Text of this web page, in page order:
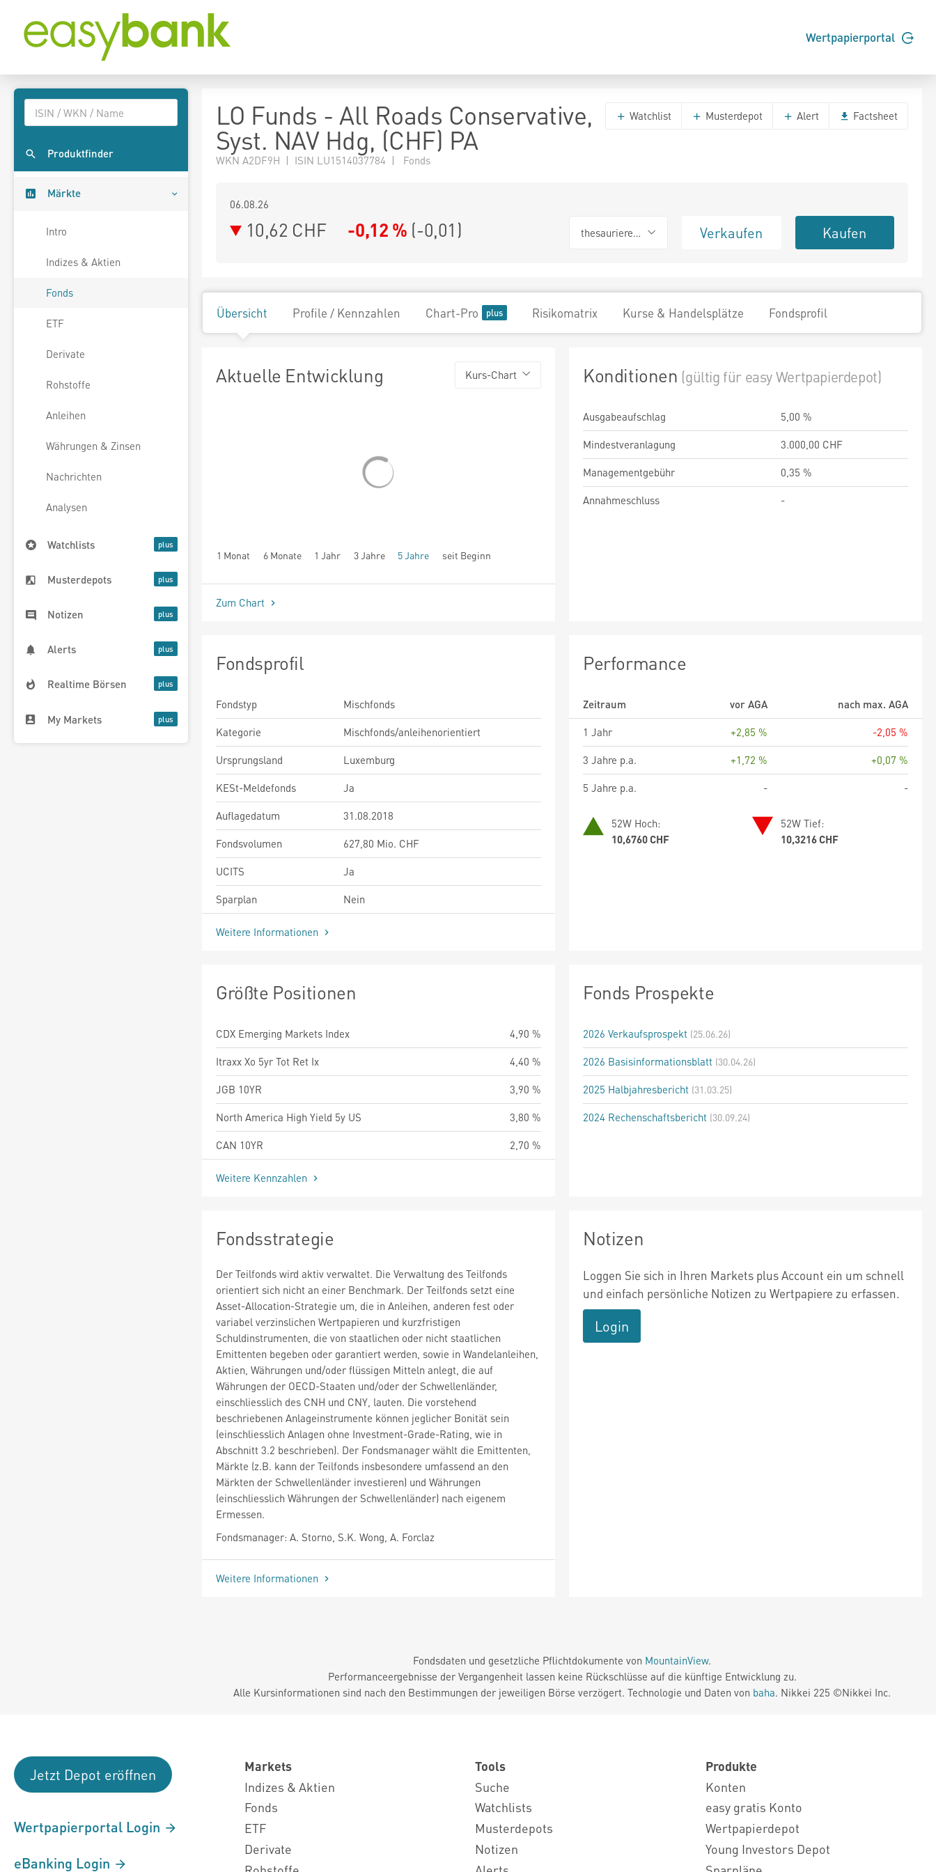
Wertpapierportal
Produktfinder
Märkte
Intro
Indizes & Aktien
Fonds
ETF
Derivate
Rohstoffe
Anleihen
Währungen & Zinsen
Nachrichten
Analysen
Watchlists
Musterdepots
Notizen
Alerts
Realtime Börsen
My Markets
LO Funds - All Roads Conservative,
Syst. NAV Hdg, (CHF) PA
WKN A2DF9H | ISIN LU1514037784 | Fonds
Watchlist Musterdepot Alert Factsheet
06.08.26
10,62 CHF -0,12 % (-0,01) thesaurierend Verkaufen Kaufen
Übersicht Profile / Kennzahlen Chart-Pro Risikomatrix Kurse & Handelsplätze Fondsprofil
Aktuelle Entwicklung Kurs-Chart
1 Monat 6 Monate 1 Jahr 3 Jahre 5 Jahre seit Beginn
Zum Chart
Konditionen (gültig für easy Wertpapierdepot)
Ausgabeaufschlag
5,00 %
Mindestveranlagung
3.000,00 CHF
Managementgebühr
0,35 %
Annahmeschluss
-
Fondsprofil
Fondstyp
Mischfonds
Kategorie
Mischfonds/anleihenorientiert
Ursprungsland
Luxemburg
KESt-Meldefonds
Ja
Auflagedatum
31.08.2018
Fondsvolumen
627,80 Mio. CHF
UCITS
Ja
Sparplan
Nein
Weitere Informationen
Performance
Zeitraum vor AGA
nach max. AGA
1 Jahr
+2,85 %
-2,05 %
3 Jahre p.a.
+1,72 %
+0,07 %
5 Jahre p.a.
- -
52W Hoch:
10,6760 CHF
52W Tief:
10,3216 CHF
Größte Positionen
CDX Emerging Markets Index
4,90 %
Itraxx Xo 5yr Tot Ret Ix
4,40 %
JGB 10YR
3,90 %
North America High Yield 5y US
3,80 %
CAN 10YR
2,70 %
Weitere Kennzahlen
Fonds Prospekte
2026 Verkaufsprospekt (25.06.26)
2026 Basisinformationsblatt (30.04.26)
2025 Halbjahresbericht (31.03.25)
2024 Rechenschaftsbericht (30.09.24)
Fondsstrategie
Der Teilfonds wird aktiv verwaltet. Die Verwaltung des Teilfonds
orientiert sich nicht an einer Benchmark. Der Teilfonds setzt eine
Asset-Allocation-Strategie um, die in Anleihen, anderen fest oder
variabel verzinslichen Wertpapieren und kurzfristigen
Schuldinstrumenten, die von staatlichen oder nicht staatlichen
Emittenten begeben oder garantiert werden, sowie in Wandelanleihen,
Aktien, Währungen und/oder flüssigen Mitteln anlegt, die auf
Währungen der OECD-Staaten und/oder der Schwellenländer,
einschliesslich des CNH und CNY, lauten. Die vorstehend
beschriebenen Anlageinstrumente können jeglicher Bonität sein
(einschliesslich Anlagen ohne Investment-Grade-Rating, wie in
Abschnitt 3.2 beschrieben). Der Fondsmanager wählt die Emittenten,
Märkte (z.B. kann der Teilfonds insbesondere umfassend an den
Märkten der Schwellenländer investieren) und Währungen
(einschliesslich Währungen der Schwellenländer) nach eigenem
Ermessen.
Fondsmanager: A. Storno, S.K. Wong, A. Forclaz
Weitere Informationen
Notizen
Loggen Sie sich in Ihren Markets plus Account ein um schnell
und einfach persönliche Notizen zu Wertpapiere zu erfassen.
Login
Fondsdaten und gesetzliche Pflichtdokumente von MountainView.
Performanceergebnisse der Vergangenheit lassen keine Rückschlüsse auf die künftige Entwicklung zu.
Alle Kursinformationen sind nach den Bestimmungen der jeweiligen Börse verzögert. Technologie und Daten von baha. Nikkei 225 ©Nikkei Inc.
Jetzt Depot eröffnen
Wertpapierportal Login
eBanking Login
Markets
Indizes & Aktien
Fonds
ETF
Derivate
Tools
Suche
Watchlists
Musterdepots
Notizen
Produkte
Konten
easy gratis Konto
Wertpapierdepot
Young Investors Depot